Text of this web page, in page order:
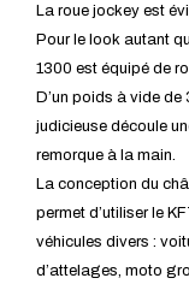
La roue jockey est
Pour le look autant
1300 est équipé de
D’un poids à vide de
judicieuse découle
remorque à la main.
La conception du
permet d’utiliser le
véhicules divers :
d’attelages, moto